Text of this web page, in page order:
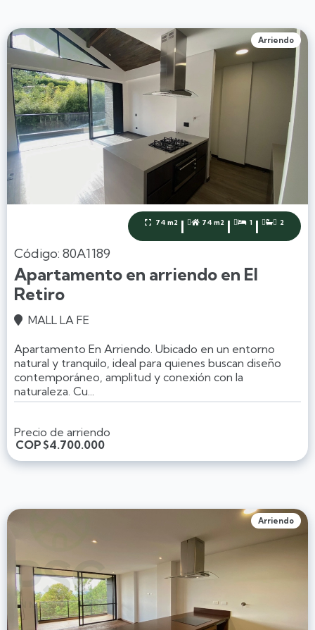
Arriendo
 74 m2 |  74 m2 |  1 |  2
Código: 80A1189
Apartamento en arriendo en El
Retiro
 MALL LA FE
Apartamento En Arriendo. Ubicado en un entorno
natural y tranquilo, ideal para quienes buscan diseño
contemporáneo, amplitud y conexión con la
naturaleza. Cu...
Precio de arriendo
COP$4.700.000
Arriendo